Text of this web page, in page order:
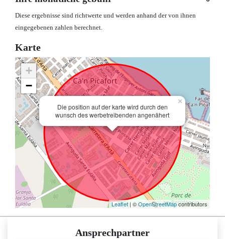
Diese ergebnisse sind richtwerte und werden anhand der von ihnen
eingegebenen zahlen berechnet.
Karte
Die position auf der karte wird durch den
wunsch des werbetreibenden angenähert
×
+
−
Leaflet | ©OpenStreetMapcontributors
Ansprechpartner